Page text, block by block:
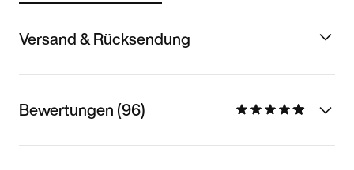
Versand & Rücksendung
Bewertungen (96)